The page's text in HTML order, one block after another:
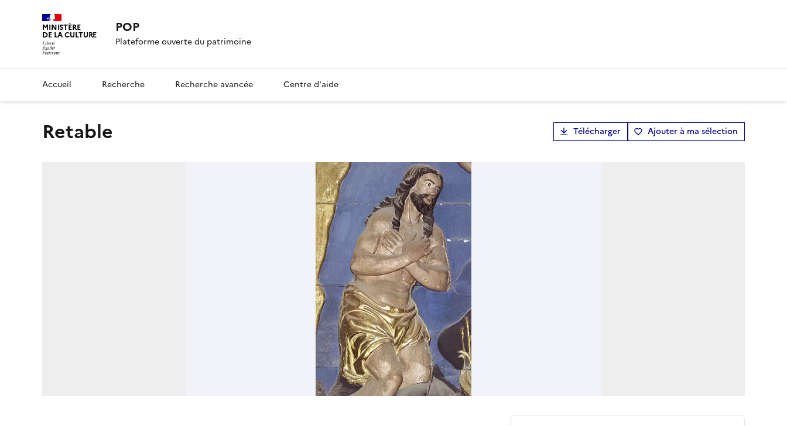
MINISTÈRE
DE LA CULTURE POP
Plateforme ouverte du patrimoine
Accueil Recherche Recherche avancée Centre d'aide
retable Télécharger Ajouter à ma sélection